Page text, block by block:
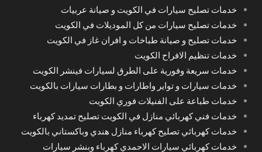
خدمات تصليح سيارات في الكويت و صيانة عربيات
خدمات تصليح سيارات من كل الموديلات في الكويت
خدمات تصليح و صيانة طباخات و افران غاز في الكويت
خدمات تنظيم الافراح الكويت
خدمات سريعة وفورية على الطرق لسيارات فينشر الكويت
خدمات سيارات و تواير واطارات و بطارات سيارات بالكويت
خدمات طباعة على الفنيلات فوري الكويت
خدمات فني كهربائي منازل في الكويت تصليح تمديد كهرباء
خدمات كهربائي تصليح كهرباء منازل هندي وباكستاني بالكويت
خدمات كهربائي سيارات الاحمدي كهرباء وبنشر سيارات